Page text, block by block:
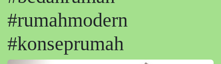
#rumahmodern
#konseprumah